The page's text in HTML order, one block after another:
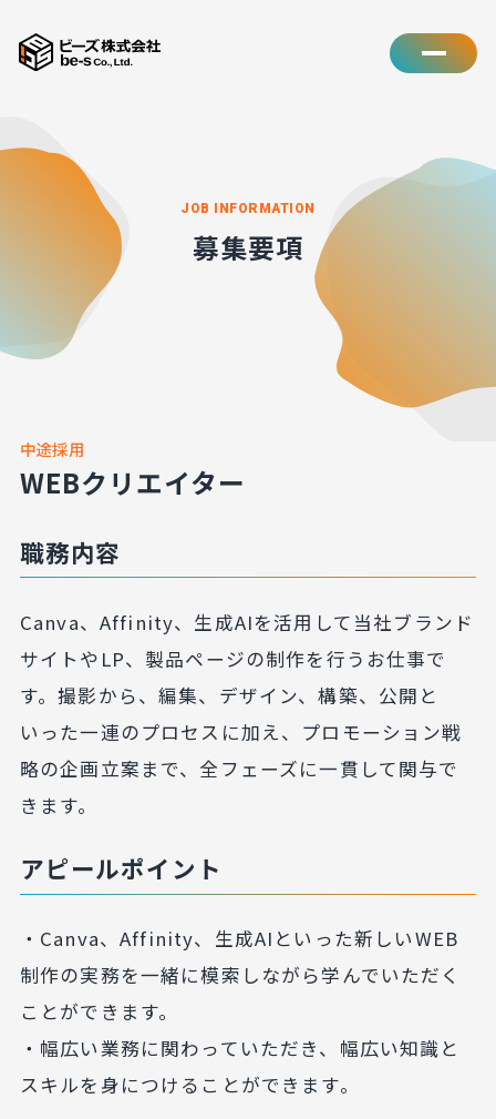
募集要項
JOB INFORMATION
WEBクリエイター
中途採用
職務内容
Canva、Affinity、生成AIを活用して当社ブランド
サイトやLP、製品ページの制作を行うお仕事で
す。撮影から、編集、デザイン、構築、公開と
いった一連のプロセスに加え、プロモーション戦
略の企画立案まで、全フェーズに一貫して関与で
きます。
アピールポイント
・Canva、Affinity、生成AIといった新しいWEB
制作の実務を一緒に模索しながら学んでいただく
ことができます。
・幅広い業務に関わっていただき、幅広い知識と
スキルを身につけることができます。